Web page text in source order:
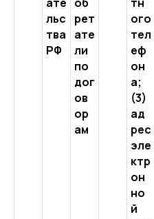
льс
тва
РФ
рет
ате
ли
по
дог
ов
ор
ам
ого
тел
еф
он
а;
(3)
ад
рес
эле
ктр
он
но
й